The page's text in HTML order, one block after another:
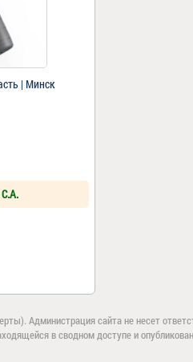
| Минск
Администрация сайта не несет
в сводном доступе и